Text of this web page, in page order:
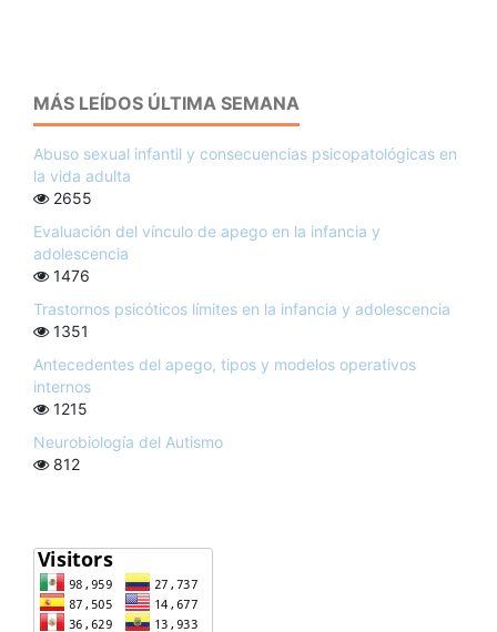
MÁS LEÍDOS ÚLTIMA SEMANA
Abuso sexual infantil y consecuencias psicopatológicas en
la vida adulta
2655
Evaluación del vínculo de apego en la infancia y
adolescencia
1476
Trastornos psicóticos límites en la infancia y adolescencia
1351
Antecedentes del apego, tipos y modelos operativos
internos
1215
Neurobiología del Autismo
812